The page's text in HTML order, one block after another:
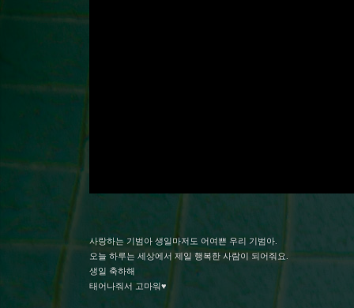
사랑하는 기범아 생일마저도 어여쁜 우리 기범아.
오늘 하루는 세상에서 제일 행복한 사람이 되어줘요.
생일 축하해
태어나줘서 고마워♥